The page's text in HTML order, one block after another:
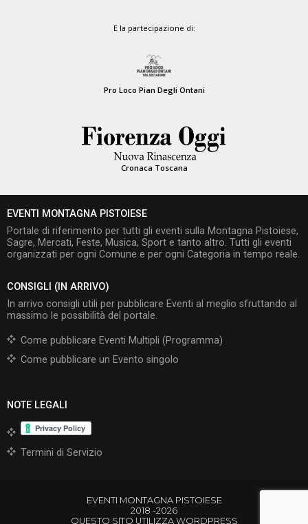
E la partecipazione di:
Pro Loco Pian Degli Ontani
Cronaca Toscana
EVENTI MONTAGNA PISTOIESE
Portale di riferimento per tutti gli eventi sulla Montagna Pistoiese,
Sagre, Mercati, Feste, Musica, Sport e tanto altro. Tutti gli eventi
organizzati per ogni Comune e per ogni Categoria in tempo reale.
CONSIGLI (IN ARRIVO)
In arrivo consigli utili per pubblicare Eventi al meglio sfruttando al
massimo le possibilità del portale.
Come pubblicare Eventi Multipli (Programma)
Come pubblicare un Evento singolo
NOTE LEGALI
Termini di Servizio
EVENTI MONTAGNA PISTOIESE
2018 -2026
QUESTO SITO UTILIZZA WORDPRESS